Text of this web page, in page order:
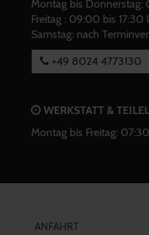
Montag bis
Freitag : 09:00 bis 17:30
Samstag: nach
+49 8024 4773130
WERKSTATT &
Montag bis Freitag:
ANFAHRT